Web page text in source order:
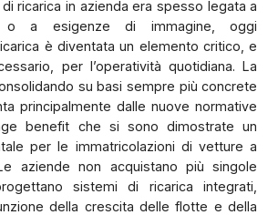
ricarica in azienda era spesso legata a
o a esigenze di immagine, oggi
è diventata un elemento critico, e
per l’operatività quotidiana. La
su basi sempre più concrete
principalmente dalle nuove normative
benefit che si sono dimostrate un
per le immatricolazioni di vetture a
aziende non acquistano più singole
sistemi di ricarica integrati,
della crescita delle flotte e della